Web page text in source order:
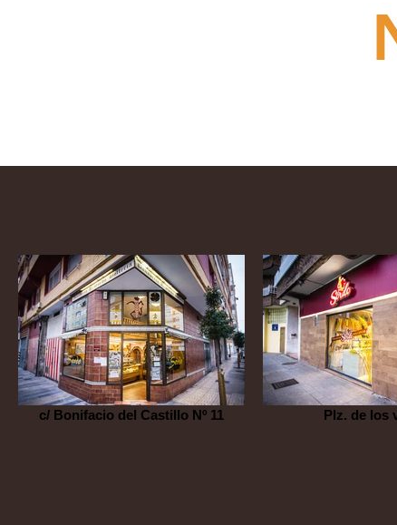
c/ Bonifacio del Castillo Nº 11 Plz. de los